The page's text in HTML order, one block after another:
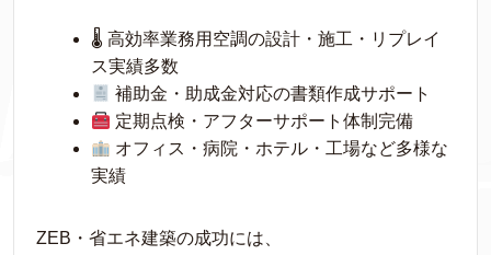
🌡 高効率業務用空調の設計・施工・リプレイ
ス実績多数
補助金・助成金対応の書類作成サポート
定期点検・アフターサポート体制完備
オフィス・病院・ホテル・工場など多様な
実績
ZEB・省エネ建築の成功には、